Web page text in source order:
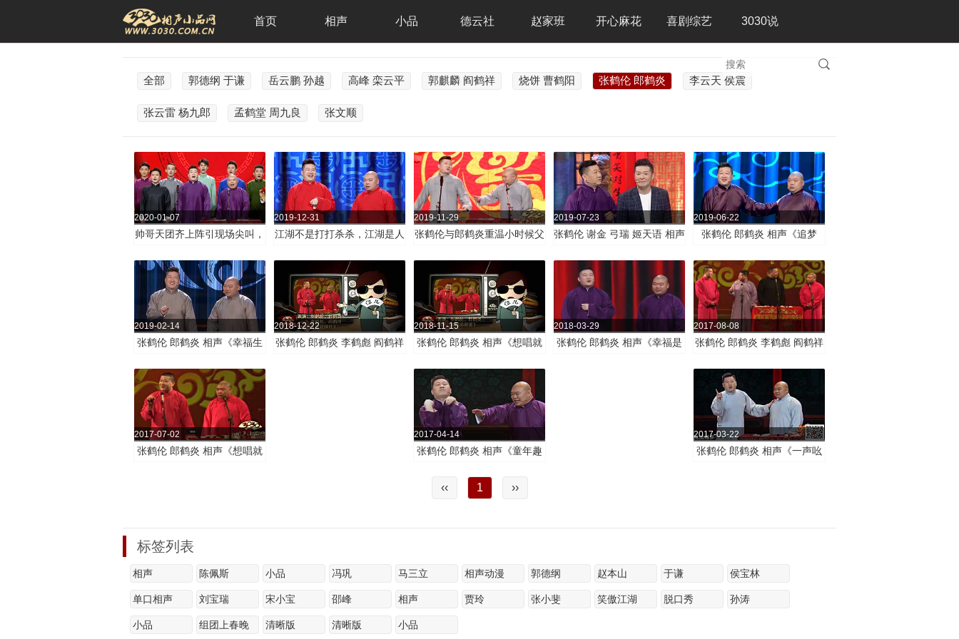
首页 相声 小品 德云社 赵家班 开心麻花 喜剧综艺 3030说
全部 郭德纲 于谦 岳云鹏 孙越 高峰 栾云平 郭麒麟 阎鹤祥 烧饼 曹鹤阳 张鹤伦 郎鹤炎 李云天 侯震
张云雷 杨九郎 孟鹤堂 周九良 张文顺
帅哥天团齐上阵引现场尖叫，
火》
2020-01-07
江湖不是打打杀杀，江湖是人
闯江湖
2019-12-31
张鹤伦与郎鹤炎重温小时候父
2019-11-29
张鹤伦 谢金 弓瑞 姬天语 相声
2019-07-23
张鹤伦 郎鹤炎 相声《追梦
2019-06-22
张鹤伦 郎鹤炎 相声《幸福生
2019-02-14
张鹤伦 郎鹤炎 李鹤彪 阎鹤祥
2018-12-22
张鹤伦 郎鹤炎 相声《想唱就
2018-11-15
张鹤伦 郎鹤炎 相声《幸福是
2018-03-29
张鹤伦 郎鹤炎 李鹤彪 阎鹤祥
2017-08-08
张鹤伦 郎鹤炎 相声《想唱就
2017-07-02
张鹤伦 郎鹤炎 相声《童年趣
2017-04-14
张鹤伦 郎鹤炎 相声《一声吆
2017-03-22
‹‹ 1 ››
标签列表
相声 陈佩斯 小品 冯巩 马三立 相声动漫 郭德纲 赵本山 于谦 侯宝林
单口相声 刘宝瑞 宋小宝 邵峰 相声 贾玲 张小斐 笑傲江湖 脱口秀 孙涛
小品 组团上春晚 清晰版 清晰版 小品